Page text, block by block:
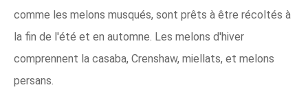
comme les melons musqués, sont prêts à être récoltés à
la fin de l'été et en automne. Les melons d'hiver
comprennent la casaba, Crenshaw, miellats, et melons
persans.